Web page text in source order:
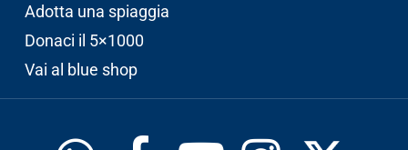
Adotta una spiaggia
Donaci il 5×1000
Vai al blue shop